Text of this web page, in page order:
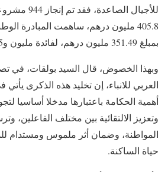
للأجيال
405.8 مليون درهم، ساهمت المبادرة
بمبلغ 351.49 مليون درهم، لفائدة مليون و575 ألفًا و800 مستفيد.
وبهذا الخصوض، قال السيد بولقات، في
العربي للانباء، إن تخليد هذه الذكرى
أهمية الحكامة باعتبارها مدخلا أساسيا
وتعزيز الالتقائية بين مختلف الفاعلين،
المواطنة، وضمان أثر ملموس ومستدام
حياة الساكنة.